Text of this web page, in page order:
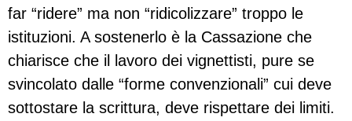
far “ridere” ma non “ridicolizzare” troppo le
istituzioni. A sostenerlo è la Cassazione che
chiarisce che il lavoro dei vignettisti, pure se
svincolato dalle “forme convenzionali” cui deve
sottostare la scrittura, deve rispettare dei limiti.